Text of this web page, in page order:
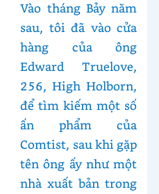
Vào tháng Bảy năm
sau, tôi đã vào cửa
hàng của ông
Edward Truelove,
256, High Holborn,
để tìm kiếm một số
ấn phẩm của
Comtist, sau khi gặp
tên ông ấy như một
nhà xuất bản trong